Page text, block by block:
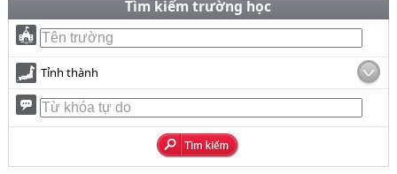
Tìm kiếm trường học
Tỉnh thành